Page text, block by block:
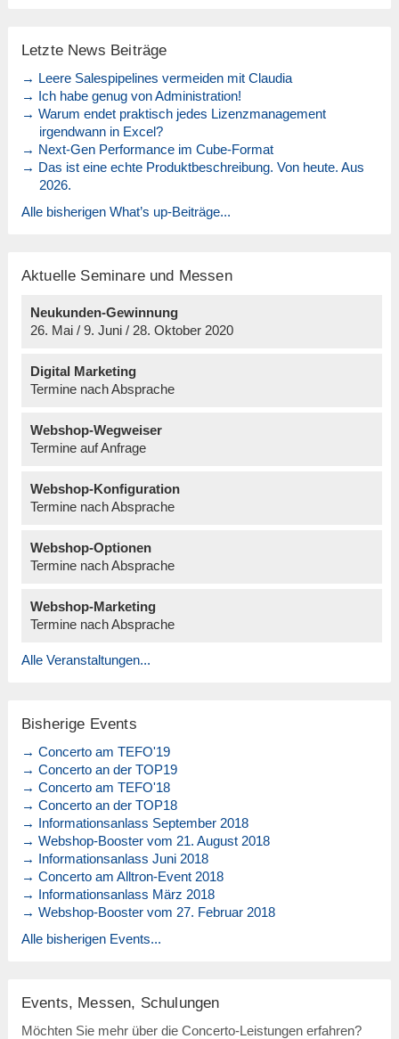
Letzte News Beiträge
→ Leere Salespipelines vermeiden mit Claudia
→ Ich habe genug von Administration!
→ Warum endet praktisch jedes Lizenzmanagement
irgendwann in Excel?
→ Next-Gen Performance im Cube-Format
→ Das ist eine echte Produktbeschreibung. Von heute. Aus
2026.
Alle bisherigen What’s up-Beiträge...
Aktuelle Seminare und Messen
Neukunden-Gewinnung
26. Mai / 9. Juni / 28. Oktober 2020
Digital Marketing
Termine nach Absprache
Webshop-Wegweiser
Termine auf Anfrage
Webshop-Konfiguration
Termine nach Absprache
Webshop-Optionen
Termine nach Absprache
Webshop-Marketing
Termine nach Absprache
Alle Veranstaltungen...
Bisherige Events
→ Concerto am TEFO'19
→ Concerto an der TOP19
→ Concerto am TEFO'18
→ Concerto an der TOP18
→ Informationsanlass September 2018
→ Webshop-Booster vom 21. August 2018
→ Informationsanlass Juni 2018
→ Concerto am Alltron-Event 2018
→ Informationsanlass März 2018
→ Webshop-Booster vom 27. Februar 2018
Alle bisherigen Events...
Events, Messen, Schulungen
Möchten Sie mehr über die Concerto-Leistungen erfahren?